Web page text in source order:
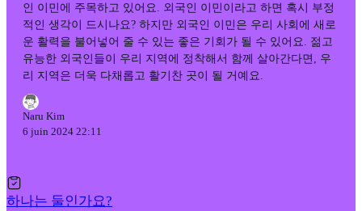
인 이민에 주목하고 있어요. 외국인 이민이라고 하면 혹시 부정
적인 생각이 드시나요? 하지만 외국인 이민은 우리 사회에 새로
운 활력을 불어넣어 줄 수 있는 좋은 기회가 될 수 있어요. 젊고
유능한 외국인들이 우리 지역에 정착해서 함께 살아간다면, 우
리 지역은 더욱 다채롭고 활기찬 곳이 될 거예요.
Naru Kim
6 juin 2024 22:11
하나는 둘인가요?